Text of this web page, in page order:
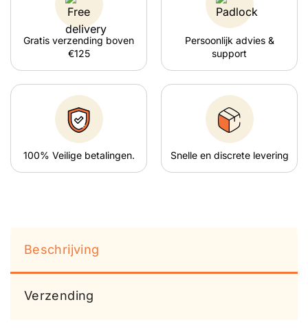
Gratis verzending boven
€125
Persoonlijk advies &
support
100% Veilige betalingen. Snelle en discrete levering
Beschrijving
Verzending